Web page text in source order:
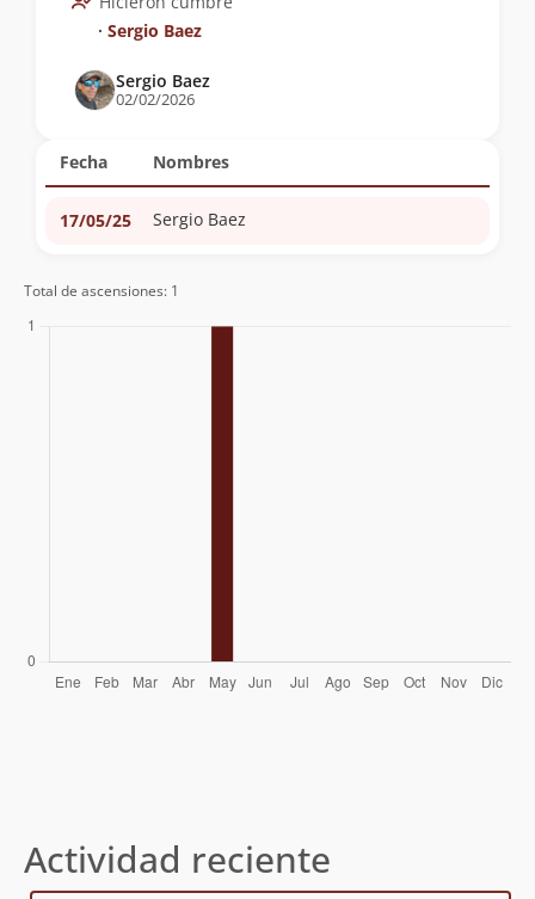
Fecha Nombres
17/05/25 Sergio Baez
∙ Sergio Baez
Sergio Baez
02/02/2026
Total de ascensiones: 1
Actividad reciente